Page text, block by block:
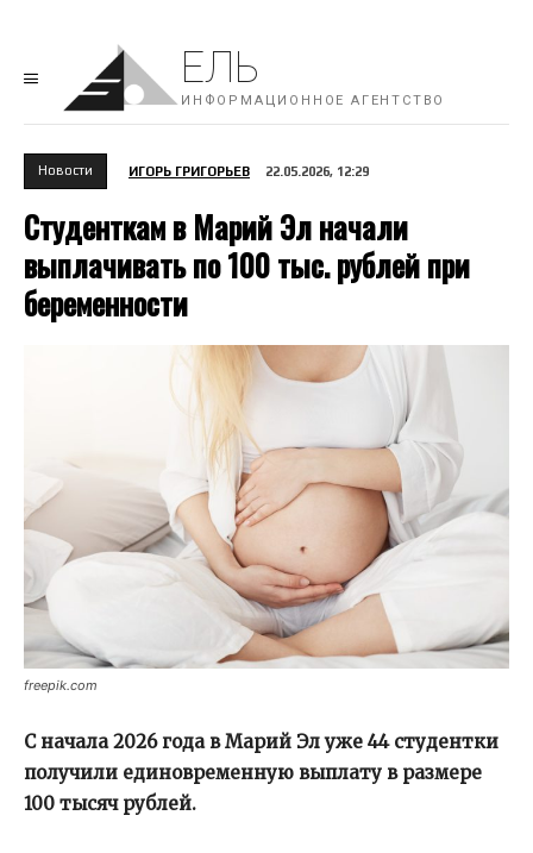
ЕЛЬ
ИНФОРМАЦИОННОЕ АГЕНТСТВО
Новости ИГОРЬ ГРИГОРЬЕВ 22.05.2026, 12:29
Студенткам в Марий Эл начали
выплачивать по 100 тыс. рублей при
беременности
freepik.com
С начала 2026 года в Марий Эл уже 44 студентки
получили единовременную выплату в размере
100 тысяч рублей.